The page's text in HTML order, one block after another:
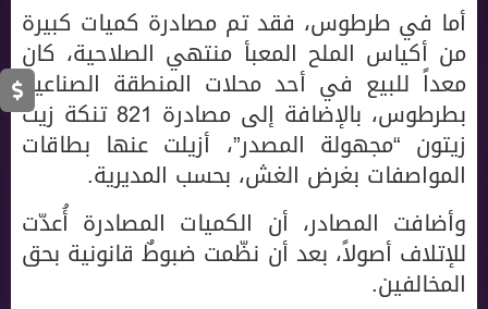
أما في طرطوس، فقد تم مصادرة كميات كبيرة
من أكياس الملح المعبأ منتهي الصلاحية، كان
معداً للبيع في أحد محلات المنطقة الصناعية
بطرطوس، بالإضافة إلى مصادرة 821 تنكة زيت
زيتون “مجهولة المصدر”، أزيلت عنها بطاقات
المواصفات بغرض الغش، بحسب المديرية.
وأضافت المصادر، أن الكميات المصادرة أُعدّت
للإتلاف أصولاً، بعد أن نظّمت ضبوطٌ قانونية بحق
المخالفين.